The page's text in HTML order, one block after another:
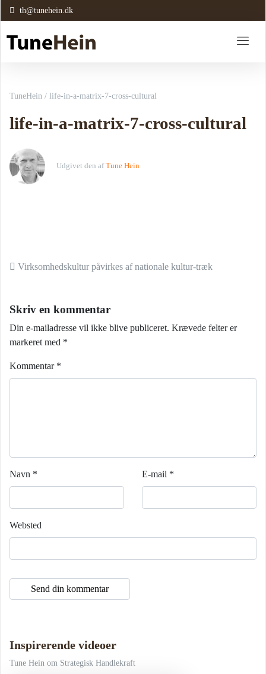
th@tunehein.dk
TuneHein / life-in-a-matrix-7-cross-cultural
life-in-a-matrix-7-cross-cultural
Udgivet den af Tune Hein
Indlæg navigation
Virksomhedskultur påvirkes af nationale kultur-træk
Skriv en kommentar
Din e-mailadresse vil ikke blive publiceret. Krævede felter er
markeret med *
Kommentar *
Navn * E-mail *
Websted
Inspirerende videoer
Tune Hein om Strategisk Handlekraft